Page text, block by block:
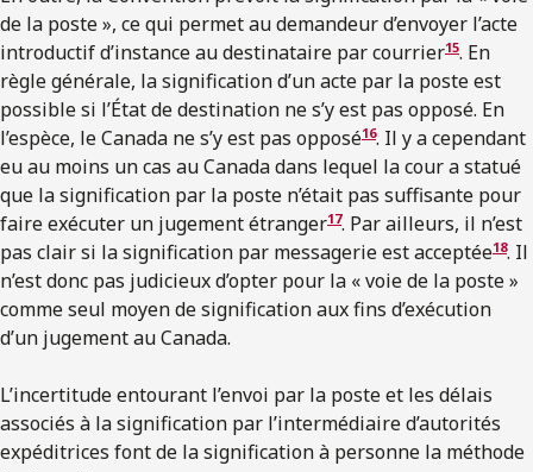
de la poste », ce qui permet au demandeur d’envoyer l’acte
introductif d’instance au destinataire par courrier15. En
règle générale, la signification d’un acte par la poste est
possible si l’État de destination ne s’y est pas opposé. En
l’espèce, le Canada ne s’y est pas opposé16. Il y a cependant
eu au moins un cas au Canada dans lequel la cour a statué
que la signification par la poste n’était pas suffisante pour
faire exécuter un jugement étranger17. Par ailleurs, il n’est
pas clair si la signification par messagerie est acceptée18. Il
n’est donc pas judicieux d’opter pour la « voie de la poste »
comme seul moyen de signification aux fins d’exécution
d’un jugement au Canada.
L’incertitude entourant l’envoi par la poste et les délais
associés à la signification par l’intermédiaire d’autorités
expéditrices font de la signification à personne la méthode